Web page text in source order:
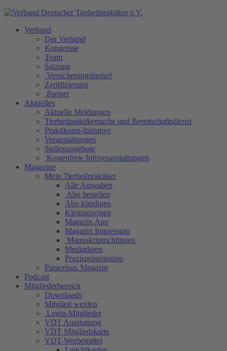
Verband
Der Verband
Kongresse
Team
Satzung
Versicherungsbedarf
Zertifizierung
Partner
Aktuelles
Aktuelle Meldungen
Tierheilpraktikersuche und Bereitschaftsdienst
Praktikums-Initiative
Veranstaltungen
Stellenangebote
Kostenfreie Infoveranstaltungen
Magazine
Mein Tierheilpraktiker
Alle Ausgaben
Abo bestellen
Abo kündigen
Kleinanzeigen
Magazin App
Magazin Impressum
Manuskriptrichtlinien
Mediadaten
Praxispräsentation
Paracelsus Magazin
Podcast
Mitgliederbereich
Downloads
Mitglied werden
Login-Mitglieder
VDT Ausstattung
VDT Mitgliedskarte
VDT-Werbemittel